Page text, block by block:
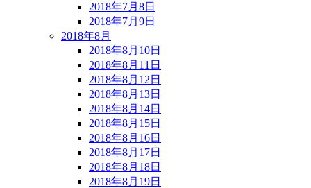
2018年7月8日
2018年7月9日
2018年8月
2018年8月10日
2018年8月11日
2018年8月12日
2018年8月13日
2018年8月14日
2018年8月15日
2018年8月16日
2018年8月17日
2018年8月18日
2018年8月19日